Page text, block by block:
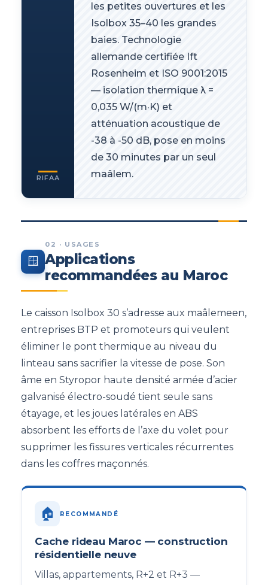
RIFAA
les petites ouvertures et les
Isolbox 35–40 les grandes
baies. Technologie
allemande certifiée Ift
Rosenheim et ISO 9001:2015
— isolation thermique λ =
0,035 W/(m·K) et
atténuation acoustique de
-38 à -50 dB, pose en moins
de 30 minutes par un seul
maâlem.
🪟
02 · USAGES
Applications
recommandées au Maroc
Le caisson Isolbox 30 s’adresse aux maâlemeen,
entreprises BTP et promoteurs qui veulent
éliminer le pont thermique au niveau du
linteau sans sacrifier la vitesse de pose. Son
âme en Styropor haute densité armée d’acier
galvanisé électro-soudé tient seule sans
étayage, et les joues latérales en ABS
absorbent les efforts de l’axe du volet pour
supprimer les fissures verticales récurrentes
dans les coffres maçonnés.
🏠 RECOMMANDÉ
Cache rideau Maroc — construction
résidentielle neuve
Villas, appartements, R+2 et R+3 —